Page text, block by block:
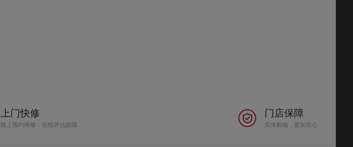
上门快修
线上预约维修，在线评估故障
门店保障
实体购物，更加安心